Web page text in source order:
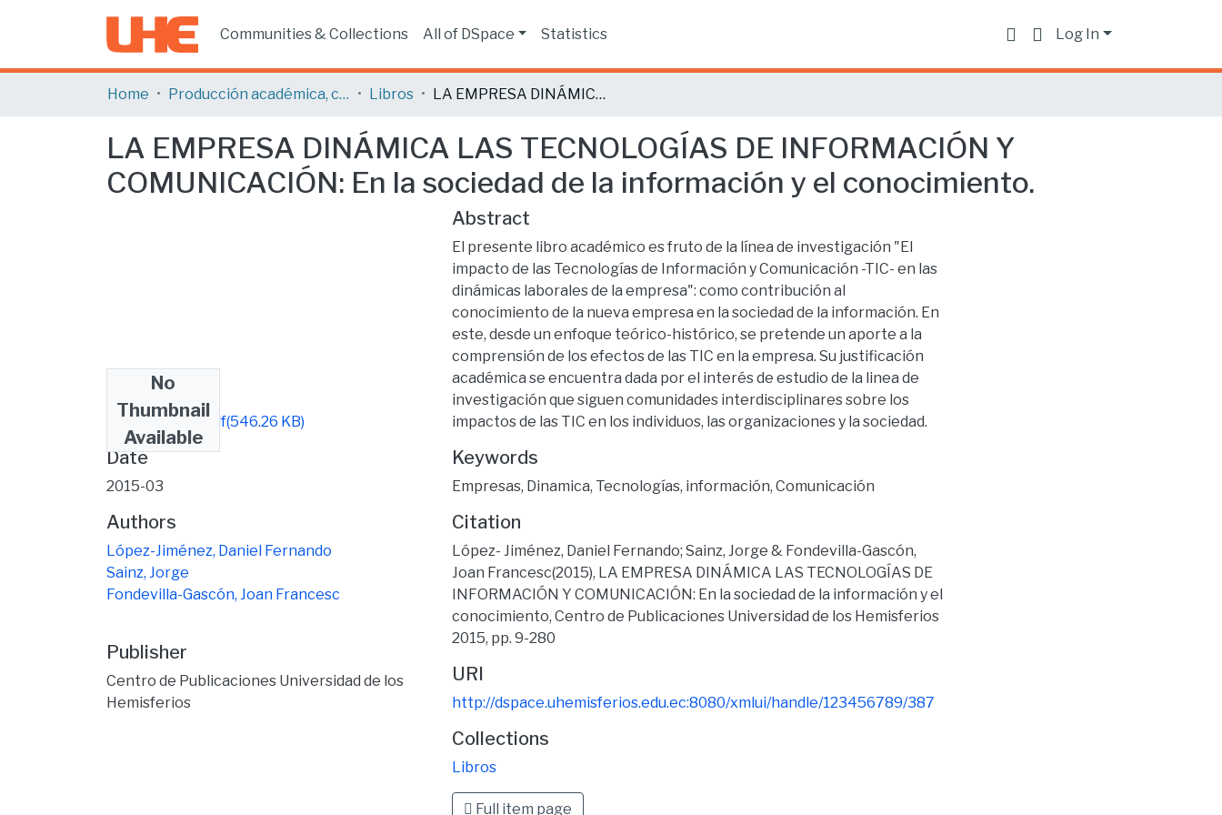
Communities & Collections All of DSpace Statistics Log In
Home Producción académica, científica y artística Libros LA EMPRESA DINÁMICA LAS TECNOLOGÍAS DE INFORMACIÓN Y COMUNICACIÓN: En la sociedad de la información y el conocimiento.
LA EMPRESA DINÁMICA LAS TECNOLOGÍAS DE INFORMACIÓN Y
COMUNICACIÓN: En la sociedad de la información y el conocimiento.
No
Thumbnail
Available
Libro 4 daniel.pdf(546.26 KB)
Date
2015-03
Authors
López-Jiménez, Daniel Fernando
Sainz, Jorge
Fondevilla-Gascón, Joan Francesc
Publisher
Centro de Publicaciones Universidad de los
Hemisferios
Abstract
El presente libro académico es fruto de la línea de investigación "El
impacto de las Tecnologías de Información y Comunicación -TIC- en las
dinámicas laborales de la empresa": como contribución al
conocimiento de la nueva empresa en la sociedad de la información. En
este, desde un enfoque teórico-histórico, se pretende un aporte a la
comprensión de los efectos de las TIC en la empresa. Su justificación
académica se encuentra dada por el interés de estudio de la linea de
investigación que siguen comunidades interdisciplinares sobre los
impactos de las TIC en los individuos, las organizaciones y la sociedad.
Keywords
Empresas, Dinamica, Tecnologías, información, Comunicación
Citation
López- Jiménez, Daniel Fernando; Sainz, Jorge & Fondevilla-Gascón,
Joan Francesc(2015), LA EMPRESA DINÁMICA LAS TECNOLOGÍAS DE
INFORMACIÓN Y COMUNICACIÓN: En la sociedad de la información y el
conocimiento, Centro de Publicaciones Universidad de los Hemisferios
2015, pp. 9-280
URI
http://dspace.uhemisferios.edu.ec:8080/xmlui/handle/123456789/387
Collections
Libros
Full item page